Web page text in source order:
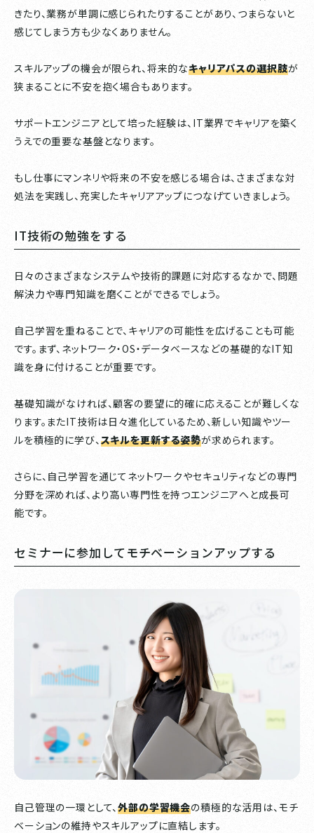
きたり、業務が単調に感じられたりすることがあり、つまらないと
感じてしまう方も少なくありません。
スキルアップの機会が限られ、将来的なキャリアパスの選択肢が
狭まることに不安を抱く場合もあります。
サポートエンジニアとして培った経験は、IT業界でキャリアを築く
うえでの重要な基盤となります。
もし仕事にマンネリや将来の不安を感じる場合は、さまざまな対
処法を実践し、充実したキャリアアップにつなげていきましょう。
IT技術の勉強をする
日々のさまざまなシステムや技術的課題に対応するなかで、問題
解決力や専門知識を磨くことができるでしょう。
自己学習を重ねることで、キャリアの可能性を広げることも可能
です。まず、ネットワーク・OS・データベースなどの基礎的なIT知
識を身に付けることが重要です。
基礎知識がなければ、顧客の要望に的確に応えることが難しくな
ります。またIT技術は日々進化しているため、新しい知識やツー
ルを積極的に学び、 スキルを更新する姿勢が求められます。
さらに、自己学習を通じてネットワークやセキュリティなどの専門
分野を深めれば、より高い専門性を持つエンジニアへと成長可
能です。
セミナーに参加してモチベーションアップする
自己管理の一環として、外部の学習機会の積極的な活用は、モチ
ベーションの維持やスキルアップに直結します。